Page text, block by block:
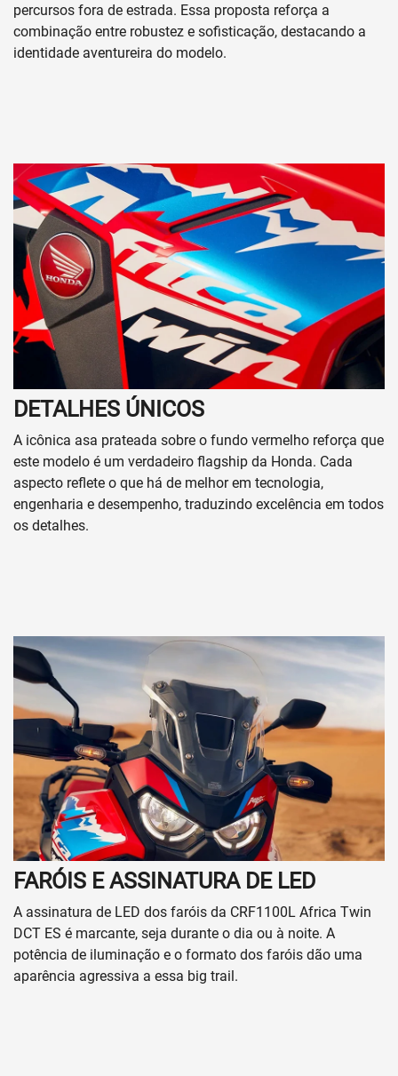
percursos fora de estrada. Essa proposta reforça a
combinação entre robustez e sofisticação, destacando a
identidade aventureira do modelo.
DETALHES ÚNICOS
A icônica asa prateada sobre o fundo vermelho reforça que
este modelo é um verdadeiro flagship da Honda. Cada
aspecto reflete o que há de melhor em tecnologia,
engenharia e desempenho, traduzindo excelência em todos
os detalhes.
FARÓIS E ASSINATURA DE LED
A assinatura de LED dos faróis da CRF1100L Africa Twin
DCT ES é marcante, seja durante o dia ou à noite. A
potência de iluminação e o formato dos faróis dão uma
aparência agressiva a essa big trail.